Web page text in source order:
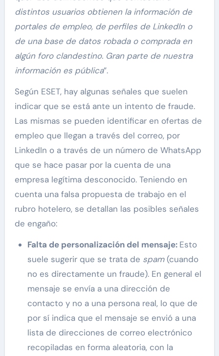
distintos usuarios obtienen la información de
portales de empleo, de perfiles de LinkedIn o
de una base de datos robada o comprada en
algún foro clandestino. Gran parte de nuestra
información es pública”.
Según ESET, hay algunas señales que suelen
indicar que se está ante un intento de fraude.
Las mismas se pueden identificar en ofertas de
empleo que llegan a través del correo, por
LinkedIn o a través de un número de WhatsApp
que se hace pasar por la cuenta de una
empresa legítima desconocido. Teniendo en
cuenta una falsa propuesta de trabajo en el
rubro hotelero, se detallan las posibles señales
de engaño:
Falta de personalización del mensaje: Esto
suele sugerir que se trata de spam(cuando
no es directamente un fraude). En general el
mensaje se envía a una dirección de
contacto y no a una persona real, lo que de
por sí indica que el mensaje se envió a una
lista de direcciones de correo electrónico
recopiladas en forma aleatoria, con la